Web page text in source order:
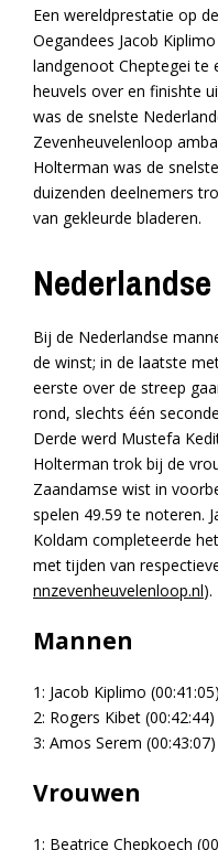
Een wereldprestatie op
Oegandees Jacob
landgenoot Cheptegei te
heuvels over en finishte
was de snelste
Zevenheuvelenloop
Holterman was de
duizenden deelnemers
van gekleurde bladeren.
Bij de Nederlandse
de winst; in de laatste
eerste over de streep
rond, slechts één
Derde werd Mustefa
Holterman trok bij de
Zaandamse wist in
spelen 49.59 te noteren.
Koldam completeerde
met tijden van
nnzevenheuvelenloop.nl).
Mannen
1: Jacob Kiplimo (00:41:05)
2: Rogers Kibet (00:42:44)
3: Amos Serem (00:43:07)
Vrouwen
1: Beatrice Chepkoech